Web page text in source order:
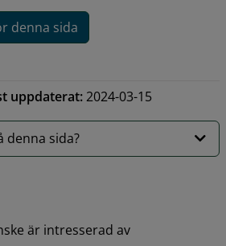
denna sida
uppdaterat:2024-03-15
denna sida?
är intresserad av